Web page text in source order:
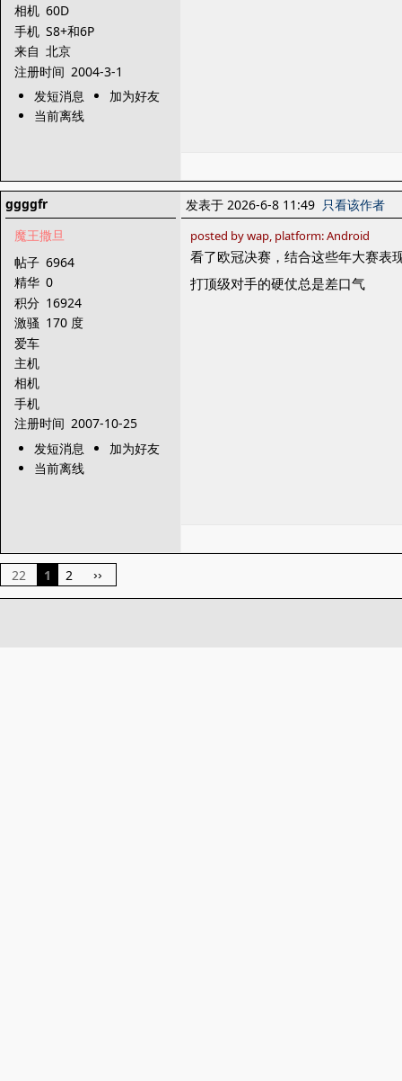
相机 60D
手机 S8+和6P
来自 北京
注册时间 2004-3-1
发短消息
加为好友
当前离线
ggggfr
魔王撒旦
帖子 6964
精华 0
积分 16924
激骚 170 度
爱车
主机
相机
手机
注册时间 2007-10-25
发短消息
加为好友
当前离线
发表于 2026-6-8 11:49 只看该作者
posted by wap, platform: Android
看了欧冠决赛，结合这些年大赛表
打顶级对手的硬仗总是差口气
22 1 2 ››